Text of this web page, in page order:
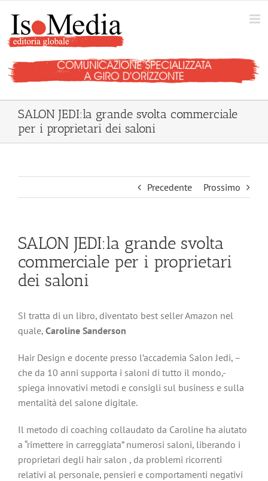
contenuto
SALON JEDI:la grande svolta commerciale
per i proprietari dei saloni
Precedente Prossimo
SALON JEDI:la grande svolta
commerciale per i proprietari
dei saloni
SI tratta di un libro, diventato best seller Amazon nel
quale, Caroline Sanderson
Hair Design e docente presso l’accademia Salon Jedi, –
che da 10 anni supporta i saloni di tutto il mondo,-
spiega innovativi metodi e consigli sul business e sulla
mentalità del salone digitale.
Il metodo di coaching collaudato da Caroline ha aiutato
a “rimettere in carreggiata” numerosi saloni, liberando i
proprietari degli hair salon , da problemi ricorrenti
relativi al personale, pensieri e comportamenti negativi